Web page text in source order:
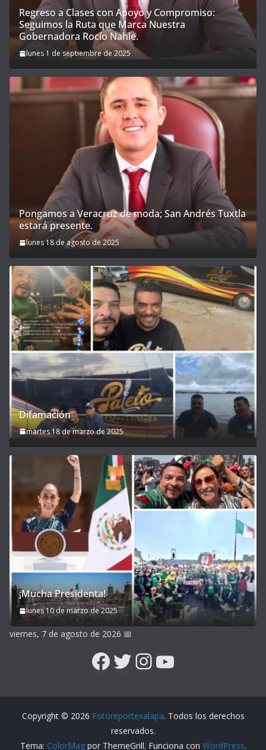
Regreso a Clases con Apoyo y Compromiso:
Seguimos la Ruta que Marca Nuestra
Gobernadora Rocío Nahle.
lunes 1 de septiembre de 2025
Pongamos a Veracruz de moda; San Andrés Tuxtla
estará presente.
lunes 18 de agosto de 2025
Difamación
martes 18 de marzo de 2025
¡Mucha Presidenta!
lunes 10 de marzo de 2025
viernes, 7 de agosto de 2026 📅
Facebook
Twitter
Instagram
YouTube
Copyright © 2026 Fotoreportexalapa. Todos los derechos
reservados.
Tema: ColorMagpor ThemeGrill. Funciona con WordPress.